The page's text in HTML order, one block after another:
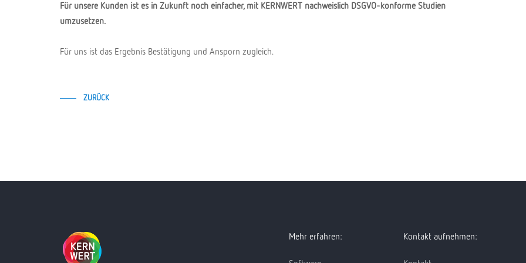
Für unsere Kunden ist es in Zukunft noch einfacher, mit KERNWERT nachweislich DSGVO-konforme Studien
umzusetzen.
Für uns ist das Ergebnis Bestätigung und Ansporn zugleich.
ZURÜCK
Mehr erfahren: Kontakt aufnehmen: